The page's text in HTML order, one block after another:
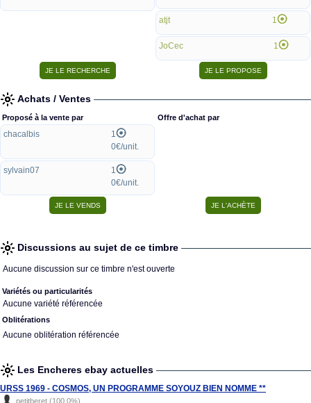
atjt 1
JoCec 1
Achats / Ventes
Proposé à la vente par
chacalbis
1
0€/unit.
sylvain07
1
0€/unit.
Offre d'achat par
Discussions au sujet de ce timbre
Aucune discussion sur ce timbre n'est ouverte
Variétés ou particularités
Aucune variété référencée
Oblitérations
Aucune oblitération référencée
Les Encheres ebay actuelles
URSS 1969 - COSMOS, UN PROGRAMME SOYOUZ BIEN NOMME **
petitberet (100.0%)